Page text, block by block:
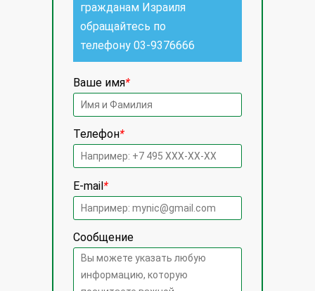
гражданам Израиля
обращайтесь по
телефону 03-9376666
Ваше имя*
Телефон*
E-mail*
Сообщение